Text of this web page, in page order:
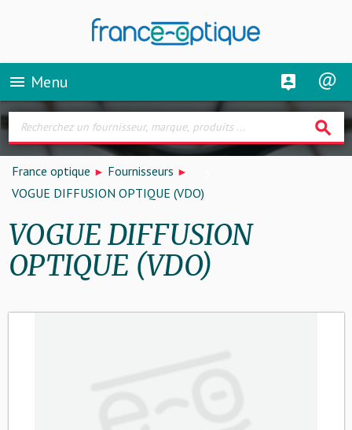
menu Menu
search
France optique
Fournisseurs
VOGUE DIFFUSION OPTIQUE (VDO)
VOGUE DIFFUSION
OPTIQUE (VDO)